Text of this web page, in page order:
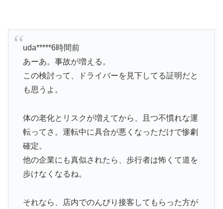
uda*****6時間前
あーあ。事故が増える。
この検討って、ドライバーを見下してる証明だと
も思うよ。
体の老化とリスクが増えてから、且つ不慣れな運
転ってさ。運転中に具合が悪くなっただけで惨劇
確定。
他の企業にも真似されたら、歩行者は怖くて道を
歩けなくなるね。
それなら、店内でのんびり接客してもらった方が